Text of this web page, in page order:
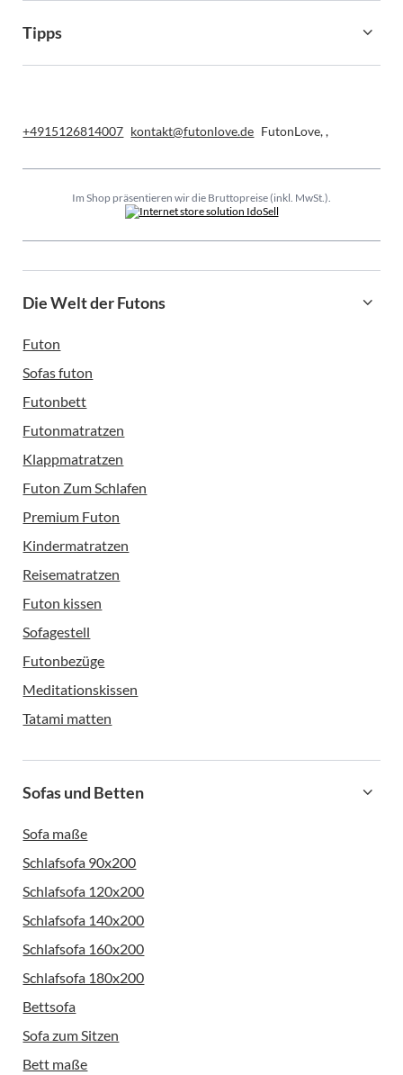
Tipps
+4915126814007 kontakt@futonlove.de FutonLove,,
Im Shop präsentieren wir die Bruttopreise (inkl. MwSt.).
Die Welt der Futons
Futon
Sofas futon
Futonbett
Futonmatratzen
Klappmatratzen
Futon Zum Schlafen
Premium Futon
Kindermatratzen
Reisematratzen
Futon kissen
Sofagestell
Futonbezüge
Meditationskissen
Tatami matten
Sofas und Betten
Sofa maße
Schlafsofa 90x200
Schlafsofa 120x200
Schlafsofa 140x200
Schlafsofa 160x200
Schlafsofa 180x200
Bettsofa
Sofa zum Sitzen
Bett maße